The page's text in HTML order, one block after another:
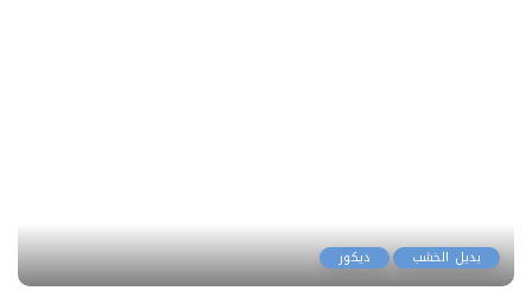
بديل الخشب ديكور